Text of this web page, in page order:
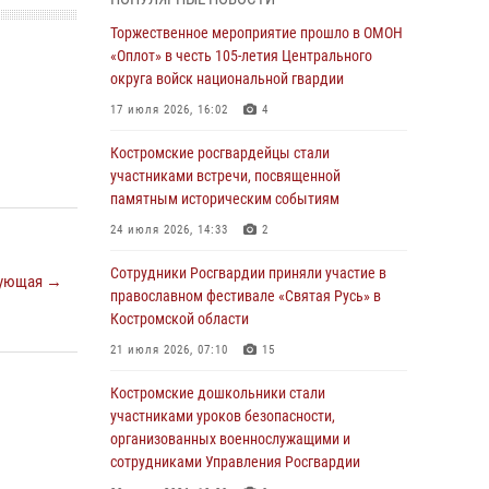
→
В Росгвардии по Костромской области
проходят мероприятия, посвященные 108-й
годовщине со дня рождения генерала армии
Ивана Кирилловича Яковлева
Состоялась рабочая встреча директора
Росгвардии Героя России генерала армии
Виктора Золотова с заместителем
Российской Федерации в Северо-Кавказском
федеральном округе Виталием Кузнецовым
31 июля 2026, 07:08
службой в ведомстве
31 июля 2026, 06:48 1
Костромские дошкольники стали
участниками уроков безопасности,
Торжественное мероприятие прошло в ОМОН
«Оплот» в честь 105-летия Центрального
округа войск национальной гвардии
17 июля 2026, 16:02 4
Костромские росгвардейцы стали
участниками встречи, посвященной
памятным историческим событиям
24 июля 2026, 14:33 2
Сотрудники Росгвардии приняли участие в
православном фестивале «Святая Русь» в
Костромской области
21 июля 2026, 07:10 15
Костромские дошкольники стали
участниками уроков безопасности,
организованных военнослужащими и
сотрудниками Управления Росгвардии